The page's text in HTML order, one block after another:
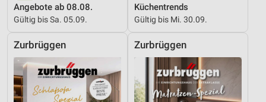
Angebote ab 08.08.
Gültig bis Sa. 05.09.
Küchentrends
Gültig bis Mi. 30.09.
Zurbrüggen Zurbrüggen